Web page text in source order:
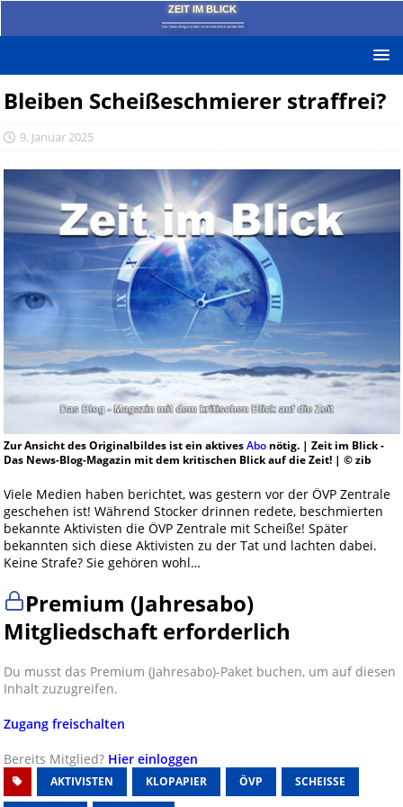
ZEIT IM BLICK
Das News-Blog mit dem kritischen Blick auf die Zeit!
Bleiben Scheißeschmierer straffrei?
9. Januar 2025
Zur Ansicht des Originalbildes ist ein aktivesAbonötig. | Zeit im Blick -
Das News-Blog-Magazin mit dem kritischen Blick auf die Zeit! | © zib
Viele Medien haben berichtet, was gestern vor der ÖVP Zentrale
geschehen ist! Während Stocker drinnen redete, beschmierten
bekannte Aktivisten die ÖVP Zentrale mit Scheiße! Später
bekannten sich diese Aktivisten zu der Tat und lachten dabei.
Keine Strafe? Sie gehören wohl…
Premium (Jahresabo)
Mitgliedschaft erforderlich
Du musst das Premium (Jahresabo)-Paket buchen, um auf diesen
Inhalt zuzugreifen.
Zugang freischalten
Bereits Mitglied? Hier einloggen
AKTIVISTEN KLOPAPIER ÖVP SCHEISSE